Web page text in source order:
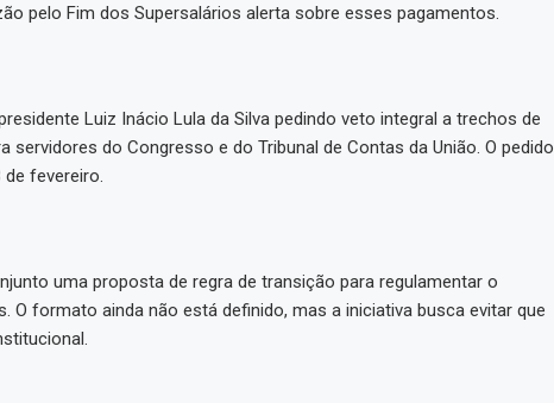
pelo Fim dos Supersalários alerta sobre esses pagamentos.
Luiz Inácio Lula da Silva pedindo veto integral a trechos de
servidores do Congresso e do Tribunal de Contas da União. O pedido
fevereiro.
uma proposta de regra de transição para regulamentar o
O formato ainda não está definido, mas a iniciativa busca evitar que